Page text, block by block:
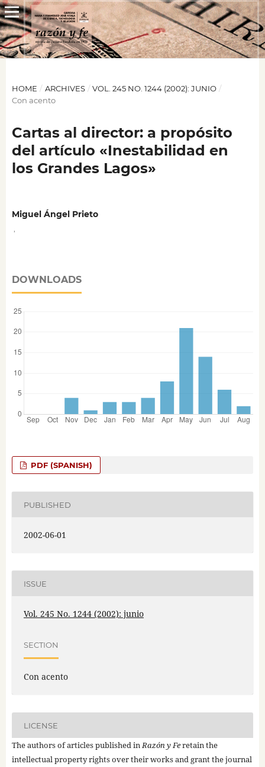
HOME / ARCHIVES / VOL. 245 NO. 1244 (2002): JUNIO /
Con acento
Cartas al director: a propósito
del artículo «Inestabilidad en
los Grandes Lagos»
Miguel Ángel Prieto
DOWNLOADS
PDF (SPANISH)
PUBLISHED
2002-06-01
ISSUE
Vol. 245 No. 1244 (2002): junio
SECTION
Con acento
LICENSE
The authors of articles published inRazón y Feretain the
intellectual property rights over their works and grant the journal